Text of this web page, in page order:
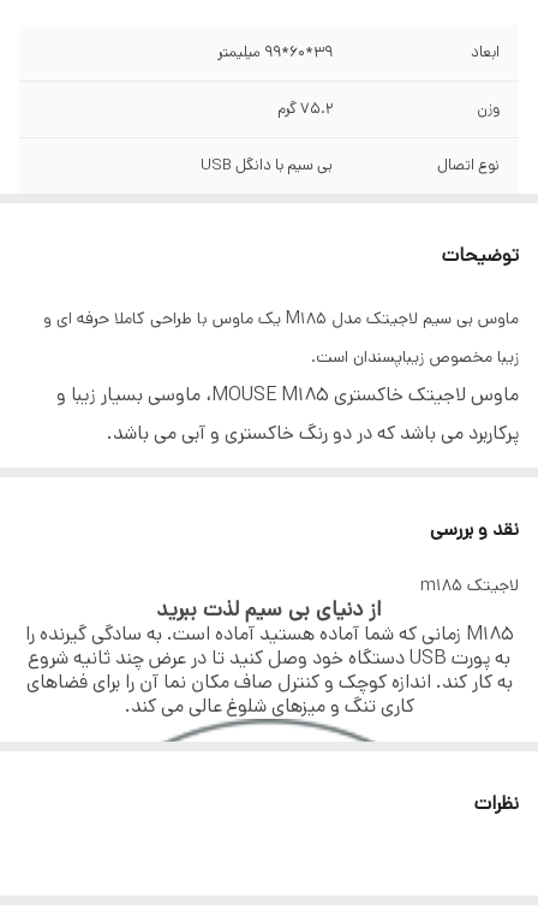
ابعاد ۳۹*۶۰*۹۹ میلیمتر
وزن ۷۵.۲ گرم
نوع اتصال بی سیم با دانگل USB
تعداد کلیدها ۳ عدد
نوع باتری
قابلیت کار کردن با هر
دارد
طول عمر باتری
نوع حسگر
رابط اتصال دانگل USB
نوع طراحی طراحی ارگونومیک متقارن
کلید خاموش و روشن
توضیحات
ماوس بی سیم لاجیتک مدل M185 یک ماوس با طراحی کاملا حرفه ای و
زیبا مخصوص زیباپسندان است.
ماوس لاجیتک خاکستری MOUSE M185، ماوسی بسیار زیبا و
پرکاربرد می باشد که در دو رنگ خاکستری و آبی می باشد.
بی سیم m185 در اصفهان و شهرک صنعتی محمودآباد اصفهان
ماوس لاجیتک m185
لاجیتک m185
ماوس لاجیتک m185
نقد و بررسی
لاجیتک m185
از دنیای بی سیم لذت ببرید
M185 زمانی که شما آماده هستید آماده است. به سادگی گیرنده را
به پورت USB دستگاه خود وصل کنید تا در عرض چند ثانیه شروع
به کار کند. اندازه کوچک و کنترل صاف مکان نما آن را برای فضاهای
کاری تنگ و میزهای شلوغ عالی می کند.
نظرات